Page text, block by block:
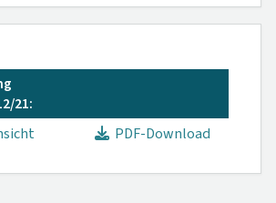
21:
PDF-Download